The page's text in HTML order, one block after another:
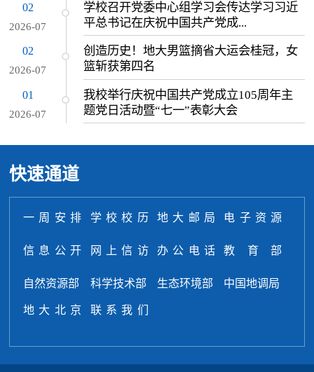
02
2026-07
学校召开党委中心组学习会传达学习习近
平总书记在庆祝中国共产党成...
02
2026-07
创造历史！地大男篮摘省大运会桂冠，女
篮斩获第四名
01
2026-07
我校举行庆祝中国共产党成立105周年主
题党日活动暨“七一”表彰大会
快速通道
一周安排 学校校历 地大邮局 电子资源
信息公开 网上信访 办公电话 教育部
自然资源部 科学技术部 生态环境部 中国地调局
地大北京 联系我们